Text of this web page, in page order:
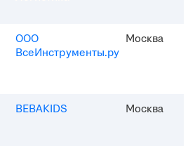
ООО
ВсеИнструменты.ру
Москва
BEBAKIDS Москва